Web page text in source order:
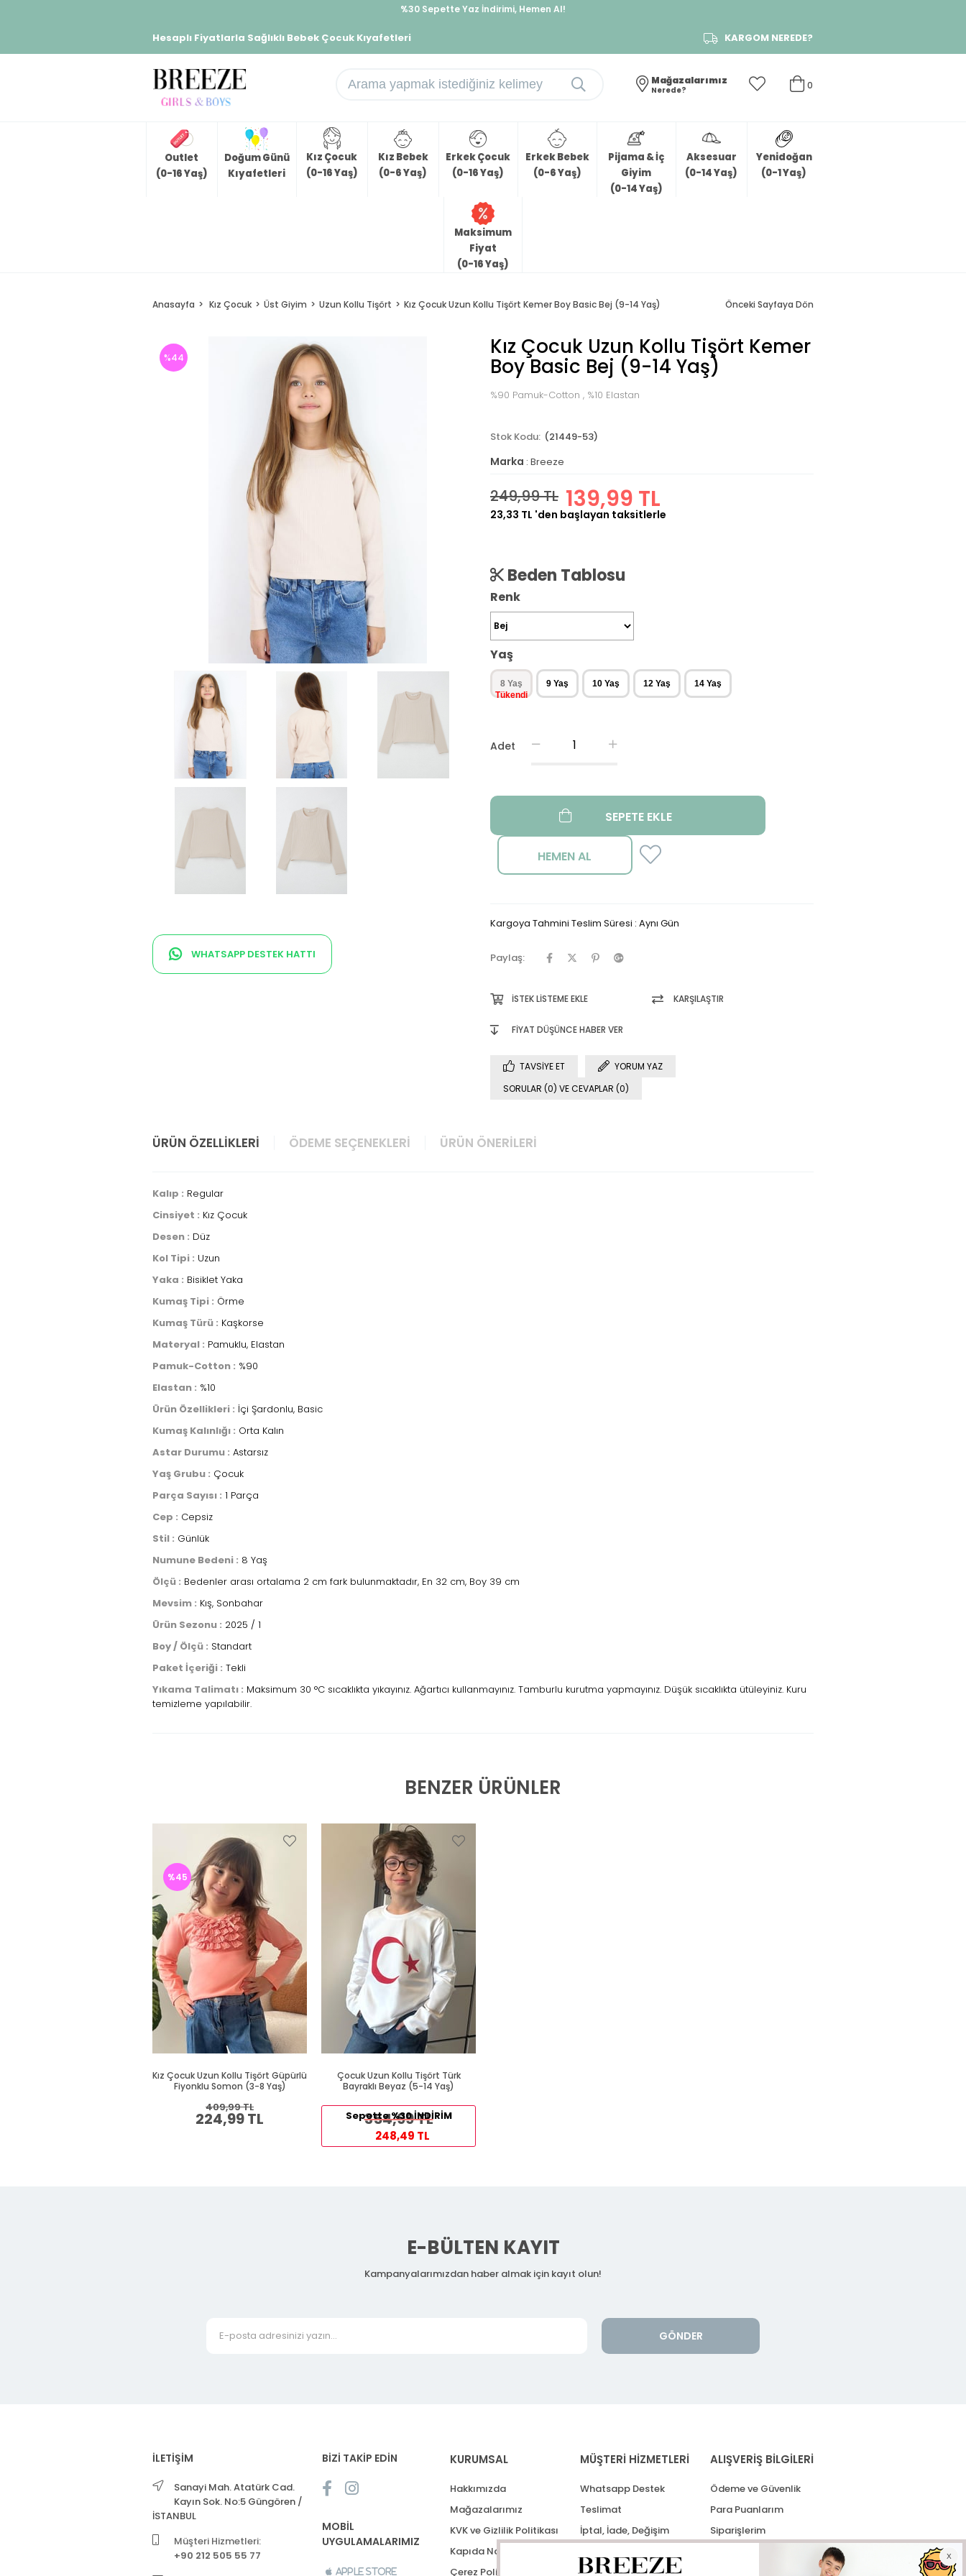
%30 Sepette Yaz İndirimi, Hemen Al!
Hesaplı Fiyatlarla Sağlıklı Bebek Çocuk Kıyafetleri KARGOM NEREDE?
0
Mağazalarımız
Nerede?
Outlet
(0-16 Yaş)
Doğum Günü
Kıyafetleri
Kız Çocuk
(0-16 Yaş)
Kız Bebek
(0-6 Yaş)
Erkek Çocuk
(0-16 Yaş)
Erkek Bebek
(0-6 Yaş)
Pijama & İç
Giyim
(0-14 Yaş)
Aksesuar
(0-14 Yaş)
Yenidoğan
(0-1 Yaş)
Maksimum
Fiyat
(0-16 Yaş)
Anasayfa Kız Çocuk Üst Giyim Uzun Kollu Tişört Kız Çocuk Uzun Kollu Tişört Kemer Boy Basic Bej (9-14 Yaş) Önceki Sayfaya Dön
%44
WHATSAPP DESTEK HATTI
Kız Çocuk Uzun Kollu Tişört Kemer
Boy Basic Bej (9-14 Yaş)
%90 Pamuk-Cotton , %10 Elastan
(21449-53)
Marka : Breeze
249,99 TL 139,99 TL
23,33 TL 'den başlayan taksitlerle
Beden Tablosu
Renk
Yaş
8 Yaş 9 Yaş 10 Yaş 12 Yaş 14 Yaş
Adet
Kargoya Tahmini Teslim Süresi : Aynı Gün
Paylaş:
İSTEK LISTEME EKLE KARŞILAŞTIR
FIYAT DÜŞÜNCE HABER VER
TAVSIYE ET
YORUM YAZ
SORULAR (0) VE CEVAPLAR (0)
ÜRÜN ÖZELLIKLERI ÖDEME SEÇENEKLERI ÜRÜN ÖNERILERI
Kalıp : Regular
Cinsiyet : Kız Çocuk
Desen : Düz
Kol Tipi : Uzun
Yaka : Bisiklet Yaka
Kumaş Tipi : Örme
Kumaş Türü : Kaşkorse
Materyal : Pamuklu, Elastan
Pamuk-Cotton : %90
Elastan : %10
Ürün Özellikleri : İçi Şardonlu, Basic
Kumaş Kalınlığı : Orta Kalın
Astar Durumu : Astarsız
Yaş Grubu : Çocuk
Parça Sayısı : 1 Parça
Cep : Cepsiz
Stil : Günlük
Numune Bedeni : 8 Yaş
Ölçü : Bedenler arası ortalama 2 cm fark bulunmaktadır, En 32 cm, Boy 39 cm
Mevsim : Kış, Sonbahar
Ürün Sezonu : 2025 / 1
Boy / Ölçü : Standart
Paket İçeriği : Tekli
Yıkama Talimatı : Maksimum 30 °C sıcaklıkta yıkayınız. Ağartıcı kullanmayınız. Tamburlu kurutma yapmayınız. Düşük sıcaklıkta ütüleyiniz. Kuru
temizleme yapılabilir.
BENZER ÜRÜNLER
Kız Çocuk Uzun Kollu Tişört Güpürlü
Fiyonklu Somon (3-8 Yaş)
224,99 TL
409,99 TL
%45
Çocuk Uzun Kollu Tişört Türk
Bayraklı Beyaz (5-14 Yaş)
354,99 TL
Sepette %30 İNDİRİM
248,49 TL
E-BÜLTEN KAYIT
Kampanyalarımızdan haber almak için kayıt olun!
GÖNDER
İLETİŞİM
Sanayi Mah. Atatürk Cad.
Kayın Sok. No:5 Güngören /
İSTANBUL
Müşteri Hizmetleri:
+90 212 505 55 77
BİZİ TAKİP EDİN
MOBİL
UYGULAMALARIMIZ
Apple Store
KURUMSAL
Hakkımızda
Mağazalarımız
KVK ve Gizlilik Politikası
Kapıda Nakit Ödeme
Çerez Politikası
MÜŞTERİ HİZMETLERİ
Whatsapp Destek
Teslimat
İptal, İade, Değişim
ALIŞVERİŞ BİLGİLERİ
Ödeme ve Güvenlik
Para Puanlarım
Siparişlerim